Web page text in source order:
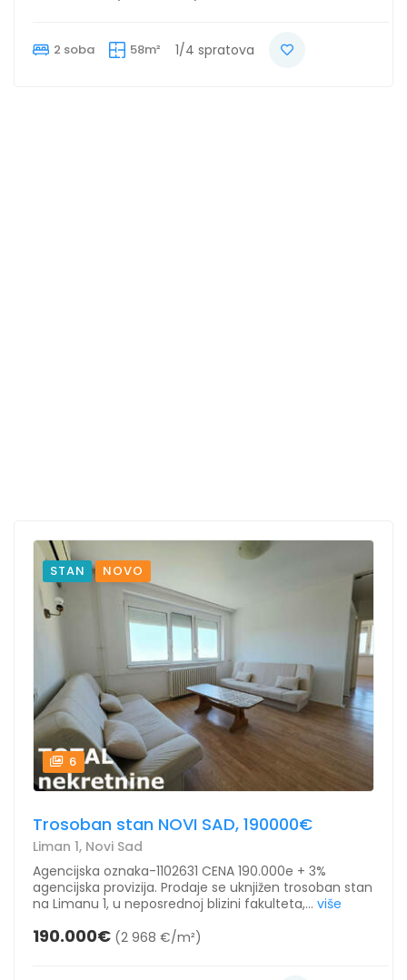
2 soba 58m² 1/4 spratova
STAN NOVO
6
Trosoban stan NOVI SAD, 190000€
Liman 1, Novi Sad
Agencijska oznaka-1102631 CENA 190.000e + 3%
agencijska provizija. Prodaje se uknjižen trosoban stan
na Limanu 1, u neposrednoj blizini fakulteta,... više
190.000€ (2 968 €/m²)